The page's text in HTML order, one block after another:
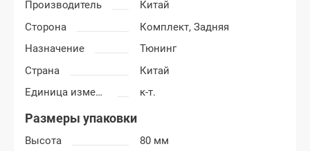
Производитель
Китай
Сторона
Комплект,Задняя
Назначение
Тюнинг
Страна
Китай
Единица измерения
к-т.
Размеры упаковки
Высота
80 мм